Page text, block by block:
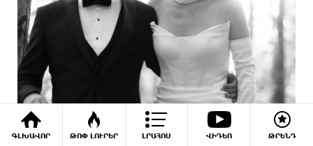
ԳԼԽԱՎՈՐ ԹՈՓ ԼՈՒՐԵՐ ԼՐԱՀՈՍ ՎԻԴԵՈ ԹՐԵՆԴ
Կարո Հովհաննիսյանն ու կինը պարզել
են իրենց առաջնեկի սեռը